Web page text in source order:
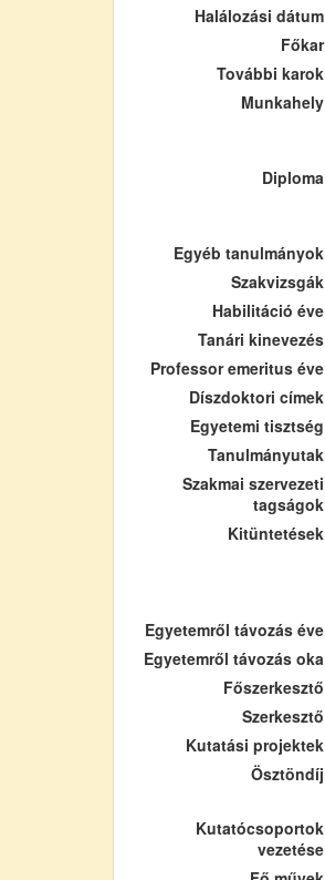
Halálozási dátum
Főkar
További karok
Munkahely
Diploma
Egyéb tanulmányok
Szakvizsgák
Habilitáció éve
Tanári kinevezés
Professor emeritus éve
Díszdoktori címek
Egyetemi tisztség
Tanulmányutak
Szakmai szervezeti
tagságok
Kitüntetések
Egyetemről távozás éve
Egyetemről távozás oka
Főszerkesztő
Szerkesztő
Kutatási projektek
Ösztöndíj
Kutatócsoportok
vezetése